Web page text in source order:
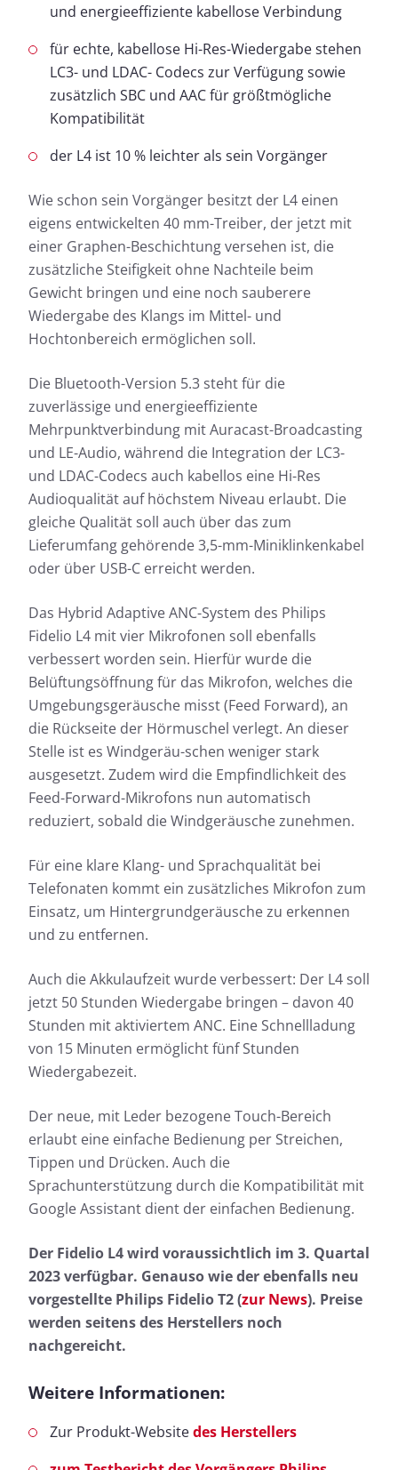
und energieeffiziente kabellose Verbindung
für echte, kabellose Hi-Res-Wiedergabe stehen
LC3- und LDAC- Codecs zur Verfügung sowie
zusätzlich SBC und AAC für größtmögliche
Kompatibilität
der L4 ist 10 % leichter als sein Vorgänger
Wie schon sein Vorgänger besitzt der L4 einen
eigens entwickelten 40 mm-Treiber, der jetzt mit
einer Graphen-Beschichtung versehen ist, die
zusätzliche Steifigkeit ohne Nachteile beim
Gewicht bringen und eine noch sauberere
Wiedergabe des Klangs im Mittel- und
Hochtonbereich ermöglichen soll.
Die Bluetooth-Version 5.3 steht für die
zuverlässige und energieeffiziente
Mehrpunktverbindung mit Auracast-Broadcasting
und LE-Audio, während die Integration der LC3-
und LDAC-Codecs auch kabellos eine Hi-Res
Audioqualität auf höchstem Niveau erlaubt. Die
gleiche Qualität soll auch über das zum
Lieferumfang gehörende 3,5-mm-Miniklinkenkabel
oder über USB-C erreicht werden.
Das Hybrid Adaptive ANC-System des Philips
Fidelio L4 mit vier Mikrofonen soll ebenfalls
verbessert worden sein. Hierfür wurde die
Belüftungsöffnung für das Mikrofon, welches die
Umgebungsgeräusche misst (Feed Forward), an
die Rückseite der Hörmuschel verlegt. An dieser
Stelle ist es Windgeräu-schen weniger stark
ausgesetzt. Zudem wird die Empfindlichkeit des
Feed-Forward-Mikrofons nun automatisch
reduziert, sobald die Windgeräusche zunehmen.
Für eine klare Klang- und Sprachqualität bei
Telefonaten kommt ein zusätzliches Mikrofon zum
Einsatz, um Hintergrundgeräusche zu erkennen
und zu entfernen.
Auch die Akkulaufzeit wurde verbessert: Der L4 soll
jetzt 50 Stunden Wiedergabe bringen – davon 40
Stunden mit aktiviertem ANC. Eine Schnellladung
von 15 Minuten ermöglicht fünf Stunden
Wiedergabezeit.
Der neue, mit Leder bezogene Touch-Bereich
erlaubt eine einfache Bedienung per Streichen,
Tippen und Drücken. Auch die
Sprachunterstützung durch die Kompatibilität mit
Google Assistant dient der einfachen Bedienung.
Der Fidelio L4 wird voraussichtlich im 3. Quartal
2023 verfügbar. Genauso wie der ebenfalls neu
vorgestellte Philips Fidelio T2 (zur News). Preise
werden seitens des Herstellers noch
nachgereicht.
Weitere Informationen:
Zur Produkt-Websitedes Herstellers